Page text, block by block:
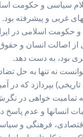
سیاسی و حکومت
غربی و پیشرفته بود.
و حکومت اسلامی در
اصالت انسان و
بود، به دست دهد.
نه تنها به حل
تاریخی) بپردازد که در
به تمامیت خواهی در
انسانها و عدم پاسخ
فرهنگی و